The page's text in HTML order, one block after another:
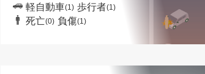
軽自動車(1) 歩行者(1)
死亡(0) 負傷(1)